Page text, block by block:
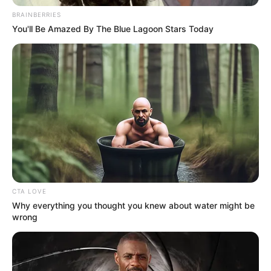
De otro lado, 6.505 conductores han sido sancionados
por infracciones relacionadas con la revisión técnico
mecánica, porque no portan licencia de conducción, por
falta del seguro obligatorio y por adelantar de manera
indebida.
Le sugerimos leer:Fiscalía imputó cargos a
motociclistas que provocaron muertes en dos
accidentes de transito
Mientras tanto, en las diferentes terminales del país miles
BRAINBERRIES
You'll Be Amazed By The Blue Lagoon Stars Today
CTA LOVE
Why everything you thought you knew about water might be
wrong